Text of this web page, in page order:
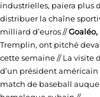
industrielles, paiera plus
distribuer la chaîne
milliard d’euros //
Tremplin, ont pitché
cette semaine // La visite
d’un président
match de baseball